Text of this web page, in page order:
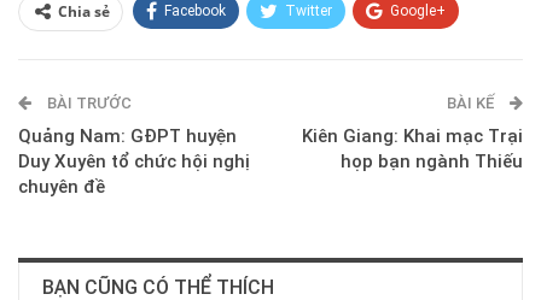
Chia sẻ Facebook Twitter Google+
E-mail
BÀI TRƯỚC
Quảng Nam: GĐPT huyện
Duy Xuyên tổ chức hội nghị
chuyên đề
BÀI KẾ
Kiên Giang: Khai mạc Trại
họp bạn ngành Thiếu
BẠN CŨNG CÓ THỂ THÍCH